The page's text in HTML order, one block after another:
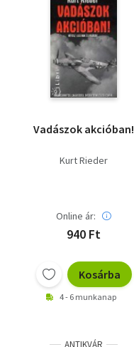
Vadászok akcióban!
Kurt Rieder
Online ár:
940 Ft
Kosárba
4 - 6 munkanap
ANTIKVÁR